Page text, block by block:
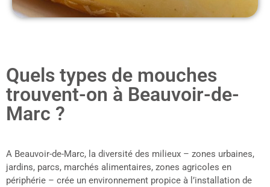
Quels types de mouches
trouvent-on à Beauvoir-de-
Marc ?
A Beauvoir-de-Marc, la diversité des milieux – zones urbaines,
jardins, parcs, marchés alimentaires, zones agricoles en
périphérie – crée un environnement propice à l’installation de